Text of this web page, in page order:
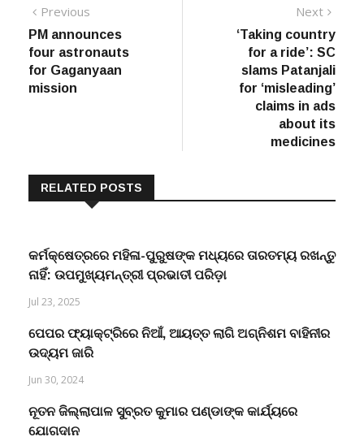
Post
navigation
Previous
post:
PM announces
four astronauts
for Gaganyaan
mission
Next
post:
‘Taking country
for a ride’: SC
slams Patanjali
for ‘misleading’
claims in ads
about its
medicines
RELATED POSTS
କର୍ମକ୍ଷେତ୍ରରେ ମହିଳା-ପୁରୁଷଙ୍କ ମଧ୍ୟରେ ତାରତମ୍ୟ ରଖନ୍ତୁ
ନାହିଁ: ଉପମୁଖ୍ୟମନ୍ତ୍ରୀ ପ୍ରଭାତୀ ପରିଡ଼ା
Jul 23, 2025
ପେପର ଫ୍ୟାକ୍ଟ୍ରିରେ ନିଆଁ, ଆୟତ୍ତ ଲାଗି ଅଗ୍ନିଶମ ବାହିନୀର
ଉଦ୍ୟମ ଜାରି
Jun 30, 2024
ନୂତନ ଜିଲ୍ଲାପାଳ ସୁବ୍ରତ କୁମାର ପଣ୍ଡାଙ୍କ କାର୍ଯ୍ୟରେ
ଯୋଗଦାନ